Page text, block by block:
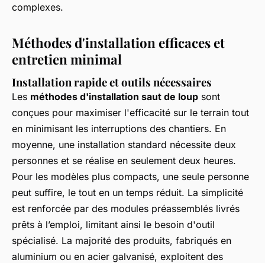
complexes.
Méthodes d'installation efficaces et
entretien minimal
Installation rapide et outils nécessaires
Les méthodes d'installation saut de loup sont
conçues pour maximiser l'efficacité sur le terrain tout
en minimisant les interruptions des chantiers. En
moyenne, une installation standard nécessite deux
personnes et se réalise en seulement deux heures.
Pour les modèles plus compacts, une seule personne
peut suffire, le tout en un temps réduit. La simplicité
est renforcée par des modules préassemblés livrés
prêts à l’emploi, limitant ainsi le besoin d'outil
spécialisé. La majorité des produits, fabriqués en
aluminium ou en acier galvanisé, exploitent des